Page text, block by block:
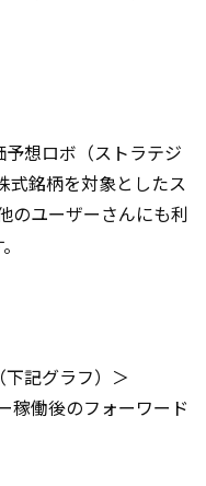
想ロボ（ストラテジ
式銘柄を対象としたス
のユーザーさんにも利
記グラフ）＞
稼働後のフォーワード